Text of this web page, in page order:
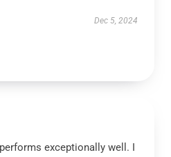
Dec 5, 2024
exceptionally well. I